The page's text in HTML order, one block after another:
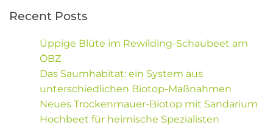
Recent Posts
Üppige Blüte im Rewilding-Schaubeet am
ÖBZ
Das Saumhabitat: ein System aus
unterschiedlichen Biotop-Maßnahmen
Neues Trockenmauer-Biotop mit Sandarium
Hochbeet für heimische Spezialisten